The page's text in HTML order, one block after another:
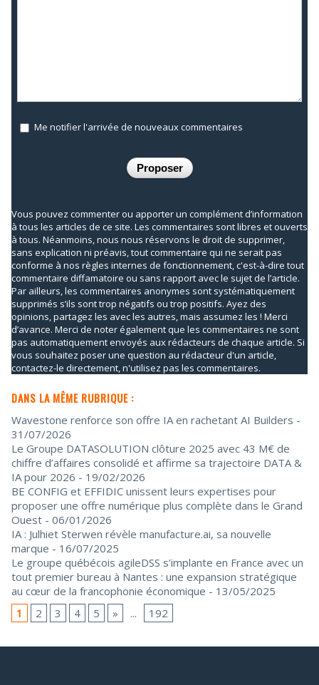
Me notifier l'arrivée de nouveaux commentaires
Vous pouvez commenter ou apporter un complément d’information
à tous les articles de ce site. Les commentaires sont libres et ouverts
à tous. Néanmoins, nous nous réservons le droit de supprimer,
sans explication ni préavis, tout commentaire qui ne serait pas
conforme à nos règles internes de fonctionnement, c'est-à-dire tout
commentaire diffamatoire ou sans rapport avec le sujet de l’article.
Par ailleurs, les commentaires anonymes sont systématiquement
supprimés s’ils sont trop négatifs ou trop positifs. Ayez des
opinions, partagez les avec les autres, mais assumez les ! Merci
d’avance. Merci de noter également que les commentaires ne sont
pas automatiquement envoyés aux rédacteurs de chaque article. Si
vous souhaitez poser une question au rédacteur d'un article,
contactez-le directement, n'utilisez pas les commentaires.
DANS LA MÊME RUBRIQUE :
Wavestone renforce son offre IA en rachetant AI Builders -
31/07/2026
Le Groupe DATASOLUTION clôture 2025 avec 43 M€ de
chiffre d’affaires consolidé et affirme sa trajectoire DATA &
IA pour 2026 - 19/02/2026
BE CONFIG et EFFIDIC unissent leurs expertises pour
proposer une offre numérique plus complète dans le Grand
Ouest - 06/01/2026
IA : Julhiet Sterwen révèle manufacture.ai, sa nouvelle
marque - 16/07/2025
Le groupe québécois agileDSS s’implante en France avec un
tout premier bureau à Nantes : une expansion stratégique
au cœur de la francophonie économique - 13/05/2025
1
2 3 4 5 » ... 192